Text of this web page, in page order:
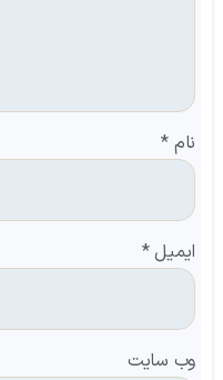
نام *
ایمیل*
وب‌ سایت